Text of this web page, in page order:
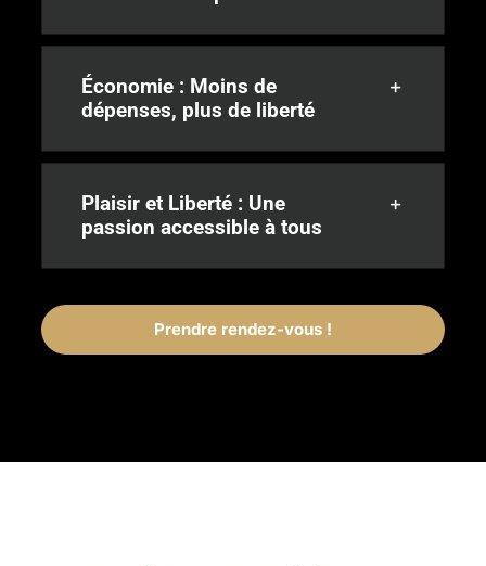
Économie : Moins de
dépenses, plus de liberté
Plaisir et Liberté : Une
passion accessible à tous
Prendre rendez-vous !